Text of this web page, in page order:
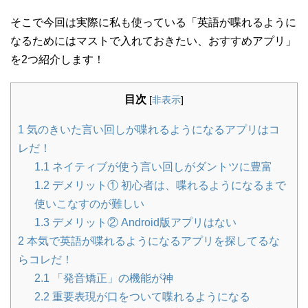
そこで今回は実際に私も使っている「英語が喋れるように
なるためにはマストで入れておきたい、おすすめアプリ」
を2つ紹介します！
目次 [非表示]
1 気のきいた言い回しが喋れるようになるアプリはコ
レだ！
1.1 ネイティブが使う言い回しがダントツに豊富
1.2 デメリット① 初心者は、喋れるようになるまで
使いこなすのが難しい
1.3 デメリット② Android版アプリはない
2 本気で英語が喋れるようになるアプリを探してるな
らコレだ！
2.1 「発音矯正」の機能が神
2.2 重要表現が口をついて喋れるようになる